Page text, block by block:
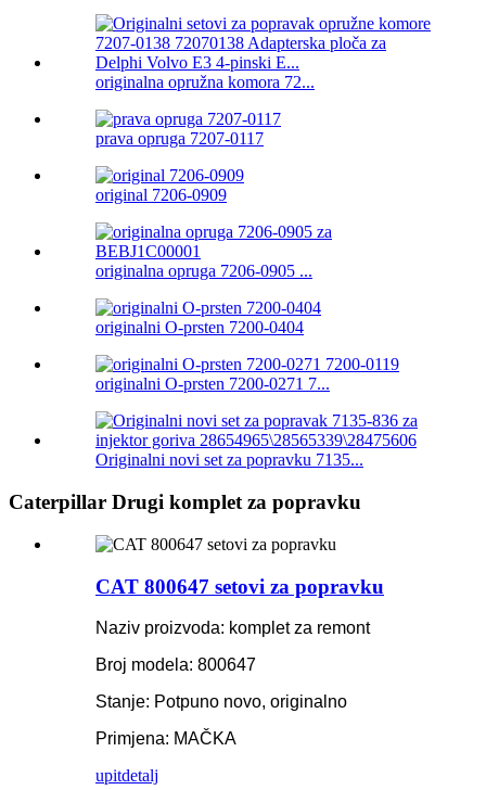
originalna opružna komora 72...
prava opruga 7207-0117
original 7206-0909
originalna opruga 7206-0905 ...
originalni O-prsten 7200-0404
originalni O-prsten 7200-0271 7...
Originalni novi set za popravku 7135...
Caterpillar Drugi komplet za popravku
CAT 800647 setovi za popravku
Naziv proizvoda: komplet za remont
Broj modela: 800647
Stanje: Potpuno novo, originalno
Primjena: MAČKA
upitdetalj